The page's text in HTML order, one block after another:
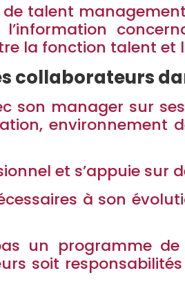
de talent
la fonction talent
collaborateurs
son manager sur
et s’appuie sur
à son
un programme
soit